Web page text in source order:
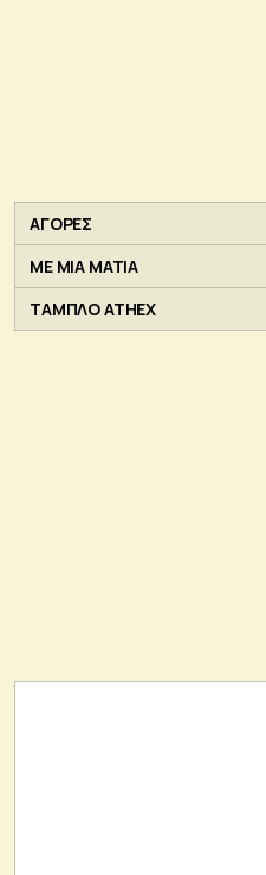
ΑΓΟΡΕΣ
ΜΕ ΜΙΑ ΜΑΤΙΑ
ΤΑΜΠΛΟ ATHEX